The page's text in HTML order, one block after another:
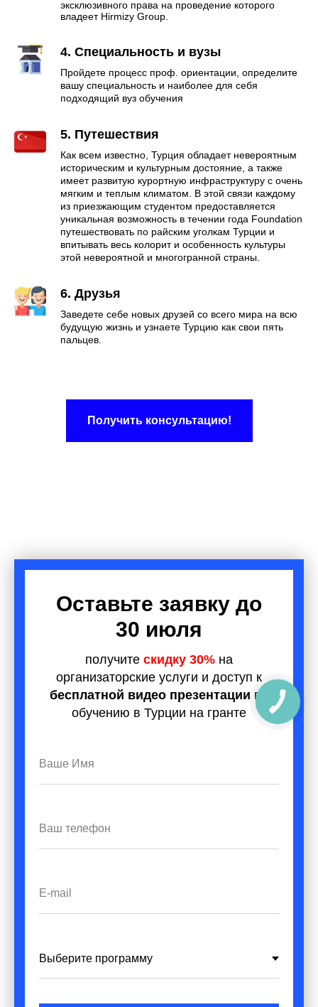
эксклюзивного права на проведение которого
владеет Hirmizy Group.
4. Специальность и вузы
Пройдете процесс проф. ориентации, определите
вашу специальность и наиболее для себя
подходящий вуз обучения
5. Путешествия
Как всем известно, Турция обладает невероятным
историческим и культурным достояние, а также
имеет развитую курортную инфраструктуру с очень
мягким и теплым климатом. В этой связи каждому
из приезжающим студентом предоставляется
уникальная возможность в течении года Foundation
путешествовать по райским уголкам Турции и
впитывать весь колорит и особенность культуры
этой невероятной и многогранной страны.
6. Друзья
Заведете себе новых друзей со всего мира на всю
будущую жизнь и узнаете Турцию как свои пять
пальцев.
Получить консультацию!
Оставьте заявку до
30 июля
получите скидку 30% на
организаторские услуги и доступ к
бесплатной видео презентации по
обучению в Турции на гранте
КНОПКА
СВЯЗИ